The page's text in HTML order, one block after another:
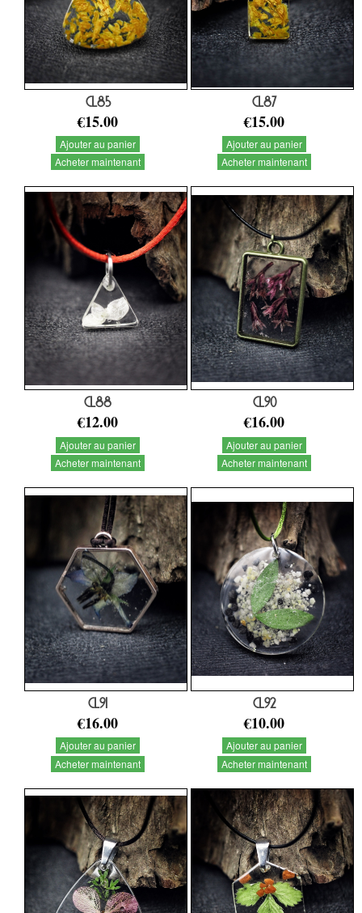
CL85
€15.00
Ajouter au panier
Acheter maintenant
CL87
€15.00
Ajouter au panier
Acheter maintenant
CL88
€12.00
Ajouter au panier
Acheter maintenant
CL90
€16.00
Ajouter au panier
Acheter maintenant
CL91
€16.00
Ajouter au panier
Acheter maintenant
CL92
€10.00
Ajouter au panier
Acheter maintenant